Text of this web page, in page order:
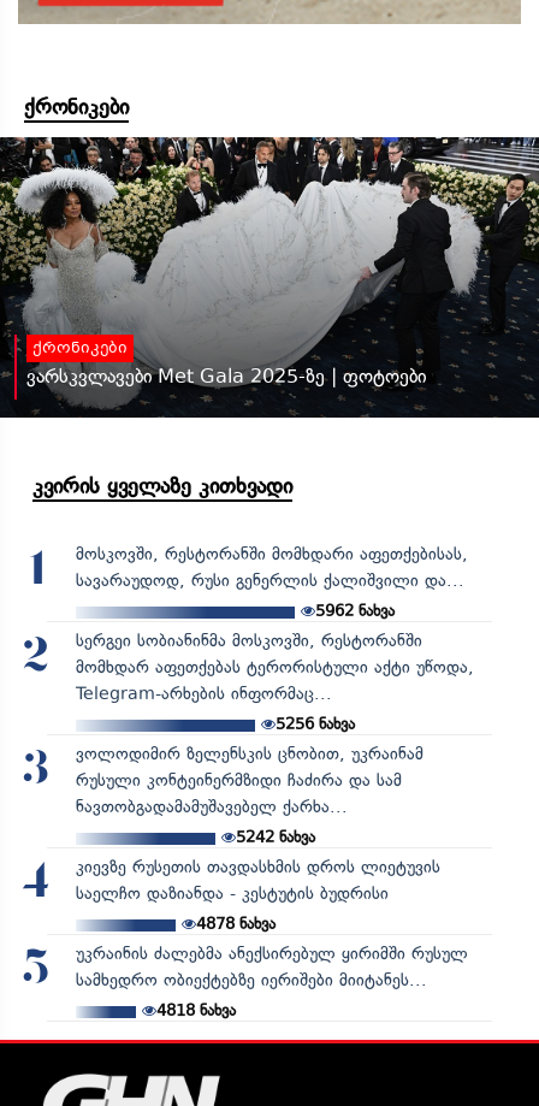
ქრონიკები
ქრონიკები
ვარსკვლავები Met Gala 2025-ზე | ფოტოები
კვირის ყველაზე კითხვადი
1
მოსკოვში, რესტორანში მომხდარი აფეთქებისას,
სავარაუდოდ, რუსი გენერლის ქალიშვილი და...
5962 ნახვა
2
სერგეი სობიანინმა მოსკოვში, რესტორანში
მომხდარ აფეთქებას ტერორისტული აქტი უწოდა,
Telegram-არხების ინფორმაც...
5256ნახვა
3
ვოლოდიმირ ზელენსკის ცნობით, უკრაინამ
რუსული კონტეინერმზიდი ჩაძირა და სამ
ნავთობგადამამუშავებელ ქარხა...
5242ნახვა
4
კიევზე რუსეთის თავდასხმის დროს ლიეტუვის
საელჩო დაზიანდა - კესტუტის ბუდრისი
4878ნახვა
5
უკრაინის ძალებმა ანექსირებულ ყირიმში რუსულ
სამხედრო ობიექტებზე იერიშები მიიტანეს...
4818ნახვა